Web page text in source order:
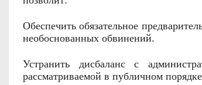
Обеспечить обязательное
необоснованных обвинений.
Устранить дисбаланс с
рассматриваемой в публичном